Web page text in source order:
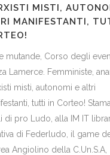
MISTI,
MANIFESTANTI,
mutande, Corso degli
Lamerce. Femministe,
misti, autonomi e altri
tutti in Corteo!
di pro Ludo, alla IM IT
di Federludo, il game
Angiolino della C.Un.S.A,